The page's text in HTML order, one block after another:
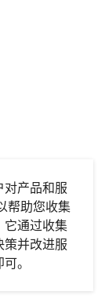
产品和服
帮助您收集
它通过收集
并改进服
。